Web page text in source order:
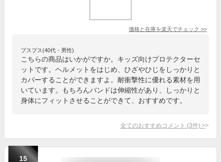
価格と在庫を楽天でチェック >>
プスプス(40代・男性)
こちらの商品はいかがですか。キッズ向けプロテクターセ
ットです。ヘルメットをはじめ、ひざやひじをしっかりと
カバーすることができますよ。耐衝撃性に優れる素材を用
いています。もちろんバンドは伸縮性があり、しっかりと
身体にフィットさせることができて、おすすめです。
全てのおすすめコメント (3件) >
15